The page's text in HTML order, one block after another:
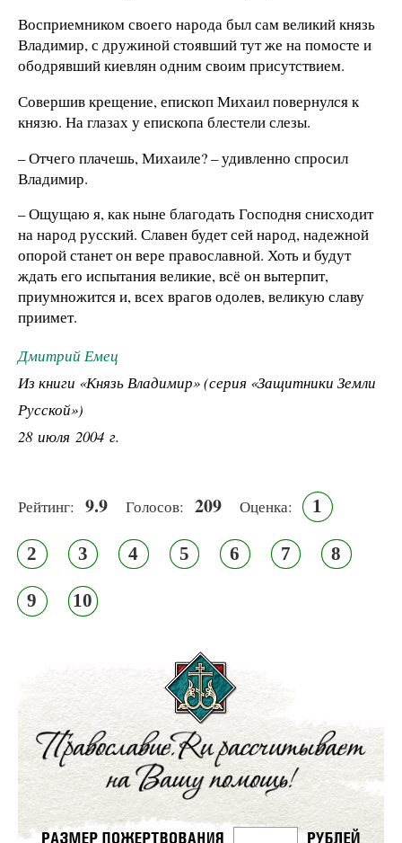
Восприемником своего народа был сам великий князь
Владимир, с дружиной стоявший тут же на помосте и
ободрявший киевлян одним своим присутствием.
Совершив крещение, епископ Михаил повернулся к
князю. На глазах у епископа блестели слезы.
– Отчего плачешь, Михаиле? – удивленно спросил
Владимир.
– Ощущаю я, как ныне благодать Господня снисходит
на народ русский. Славен будет сей народ, надежной
опорой станет он вере православной. Хоть и будут
ждать его испытания великие, всё он вытерпит,
приумножится и, всех врагов одолев, великую славу
приимет.
Дмитрий Емец
Из книги «Князь Владимир» (серия «Защитники Земли
Русской»)
28 июля 2004 г.
Рейтинг: 9.9 Голосов: 209 Оценка: 1
2 3 4 5 6 7 8
9 10